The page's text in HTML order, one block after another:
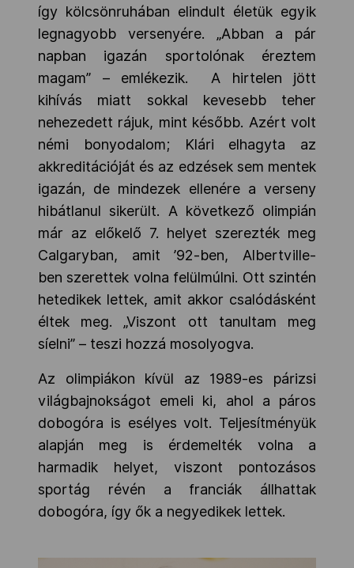
így kölcsönruhában elindult életük egyik
legnagyobb versenyére. „Abban a pár
napban igazán sportolónak éreztem
magam” – emlékezik. A hirtelen jött
kihívás miatt sokkal kevesebb teher
nehezedett rájuk, mint később. Azért volt
némi bonyodalom; Klári elhagyta az
akkreditációját és az edzések sem mentek
igazán, de mindezek ellenére a verseny
hibátlanul sikerült. A következő olimpián
már az előkelő 7. helyet szerezték meg
Calgaryban, amit ’92-ben, Albertville-
ben szerettek volna felülmúlni. Ott szintén
hetedikek lettek, amit akkor csalódásként
éltek meg. „Viszont ott tanultam meg
síelni” – teszi hozzá mosolyogva.
Az olimpiákon kívül az 1989-es párizsi
világbajnokságot emeli ki, ahol a páros
dobogóra is esélyes volt. Teljesítményük
alapján meg is érdemelték volna a
harmadik helyet, viszont pontozásos
sportág révén a franciák állhattak
dobogóra, így ők a negyedikek lettek.